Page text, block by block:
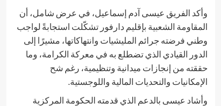
وأكد الفريق عيسى آدم إسماعيل، في عرض شامل، أن
المقاومة الشعبية بإقليم دارفور تشكّلت استجابةً لواجب
وطني فرضته جرائم المليشيات وانتهاكاتها، مشيرًا إلى
الدور القيادي الذي تضطلع به في معركة الكرامة، وما
حققته من إنجازات ميدانية وتنظيمية، رغم شح
الإمكانيات والتحديات المالية واللوجستية.
وأشاد عيسى بالدعم الذي قدمته الحكومة المركزية